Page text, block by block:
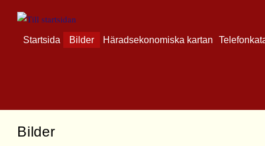
Startsida Bilder Häradsekonomiska kartan
Bilder